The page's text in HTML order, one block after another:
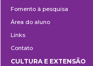
Fomento à pesquisa
Área do aluno
Links
Contato
CULTURA E EXTENSÃO